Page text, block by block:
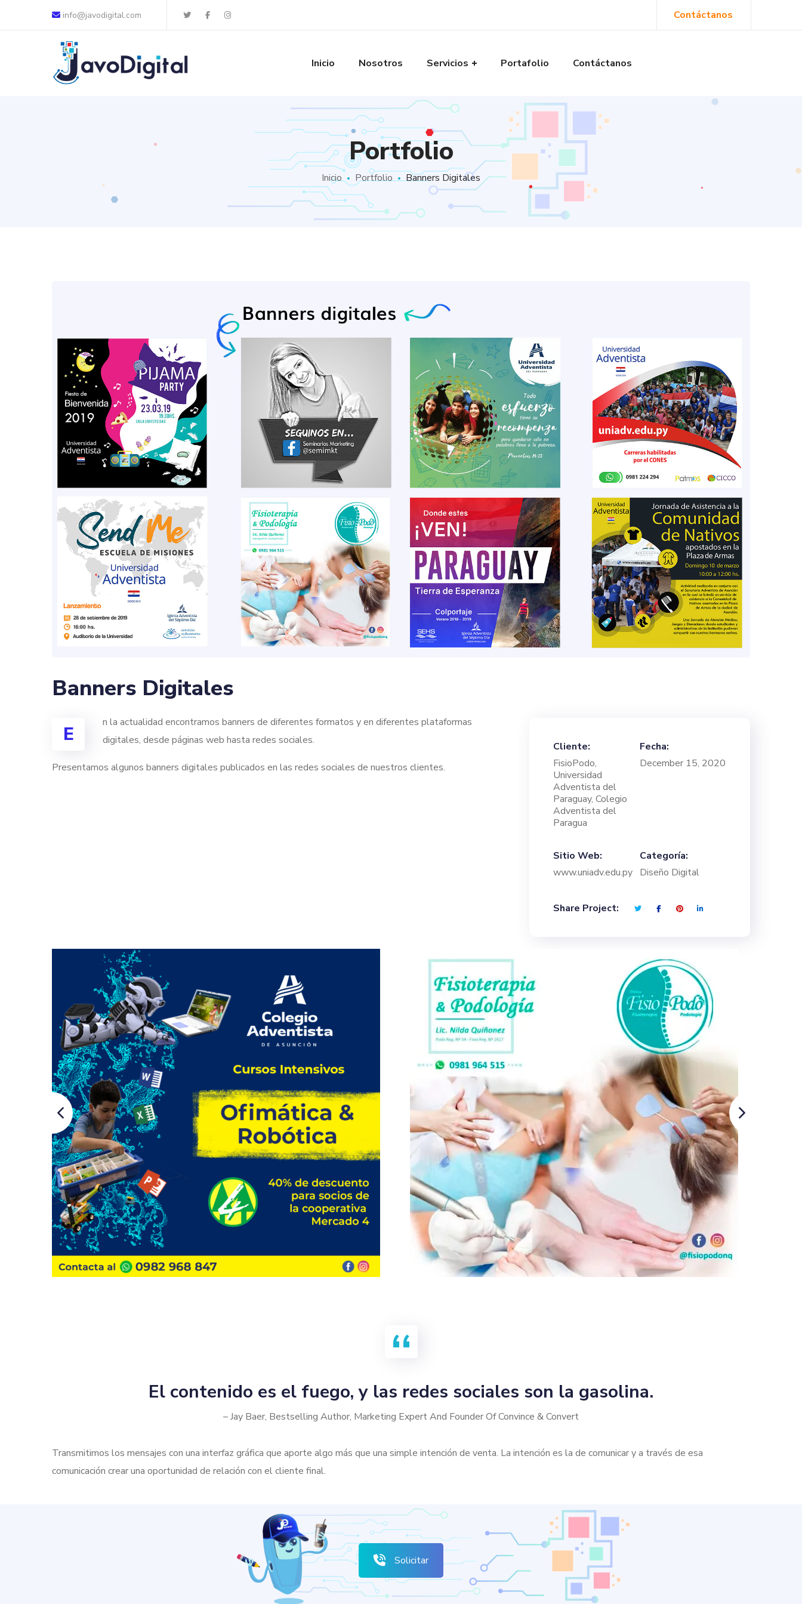
info@javodigital.com Contáctanos
Inicio Nosotros Servicios Portafolio Contáctanos
Portfolio
Inicio Portfolio Banners Digitales
Banners Digitales
E
n la actualidad encontramos banners de diferentes formatos y en diferentes plataformas
digitales, desde páginas web hasta redes sociales.
Presentamos algunos banners digitales publicados en las redes sociales de nuestros clientes.
Cliente:
FisioPodo,
Universidad
Adventista del
Paraguay, Colegio
Adventista del
Paragua
Fecha:
December 15, 2020
Sitio Web:
www.uniadv.edu.py
Categoría:
Diseño Digital
Share Project:
El contenido es el fuego, y las redes sociales son la gasolina.
– Jay Baer, Bestselling Author, Marketing Expert And Founder Of Convince & Convert
Transmitimos los mensajes con una interfaz gráfica que aporte algo más que una simple intención de venta. La intención es la de comunicar y a través de esa
comunicación crear una oportunidad de relación con el cliente final.
Solicitar